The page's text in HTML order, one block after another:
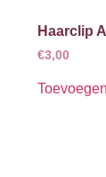
Haarclip
€3,00